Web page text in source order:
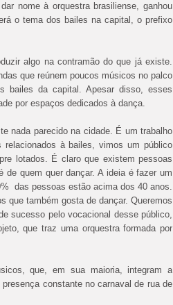
nome à orquestra brasiliense, ganhou
o tema dos bailes na capital, o prefixo
algo na contramão do que já existe.
que reúnem poucos músicos no palco
bailes da capital. Apesar disso, esses
por espaços dedicados à dança.
nada parecido na cidade. É um trabalho
à bailes, vimos um público
lotados. É claro que existem pessoas
de quem quer dançar. A ideia é fazer um
das pessoas estão acima dos 40 anos.
que também gosta de dançar. Queremos
sucesso pelo vocacional desse público,
que traz uma orquestra formada por
que, em sua maioria, integram a
constante no carnaval de rua de